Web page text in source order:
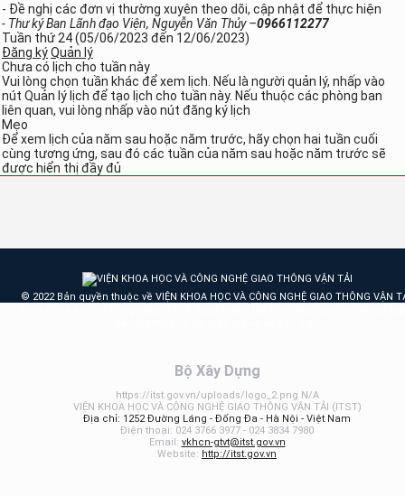
- Đề nghị các đơn vị thường xuyên theo dõi, cập nhật để thực hiện
- Thư ký Ban Lãnh đạo Viện, Nguyễn Văn Thủy –0966112277
Tuần thứ 24 (05/06/2023 đến 12/06/2023)
Đăng kýQuản lý
Chưa có lịch cho tuần này
Vui lòng chọn tuần khác để xem lịch. Nếu là người quản lý, nhấp vào
nút Quản lý lịch để tạo lịch cho tuần này. Nếu thuộc các phòng ban
liên quan, vui lòng nhấp vào nút đăng ký lịch
Mẹo
Để xem lịch của năm sau hoặc năm trước, hãy chọn hai tuần cuối
cùng tương ứng, sau đó các tuần của năm sau hoặc năm trước sẽ
được hiển thị đầy đủ
© 2022 Bản quyền thuộc về VIỆN KHOA HỌC VÀ CÔNG NGHỆ GIAO THÔNG VẬN
Bộ Xây Dựng
https://itst.gov.vn/uploads/logo_2.png N/A
VIỆN KHOA HỌC VÀ CÔNG NGHỆ GIAO THÔNG VẬN TẢI (ITST)
Địa chỉ: 1252 Đường Láng - Đống Đa - Hà Nội - Việt Nam
Điện thoại: 024 3766 3977 - 024 3834 7980
Email: vkhcn-gtvt@itst.gov.vn
Website: http://itst.gov.vn